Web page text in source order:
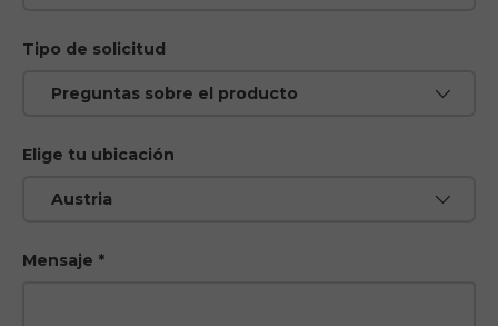
Tipo de solicitud
Elige tu ubicación
MensajeE26 3.0 Pro Is Here